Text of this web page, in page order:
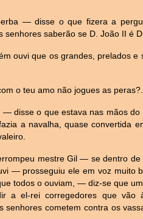
— disse o que fizera a
saberão se D. João II é
ouvi que os grandes, prelados e
o teu amo não jogues as peras?...
disse o que estava nas mãos do
a navalha, quase convertida
mestre Gil — se dentro de
— prosseguiu ele em voz muito
todos o ouviam, — diz-se que
a el-rei corregedores que vão
cometem contra os